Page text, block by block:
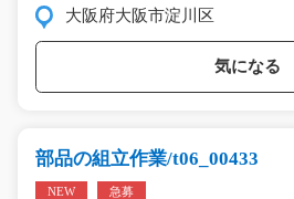
大阪府大阪市淀川区
気になる
部品の組立作業/t06_00433
NEW 急募